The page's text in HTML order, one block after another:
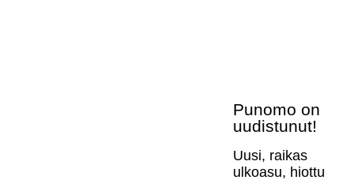
Punomo on
uudistunut!
Uusi, raikas
ulkoasu, hiottu